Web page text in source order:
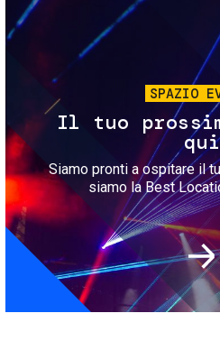
SPAZIO
Il tuo
qui
Siamo pronti a ospitare il
siamo la Best